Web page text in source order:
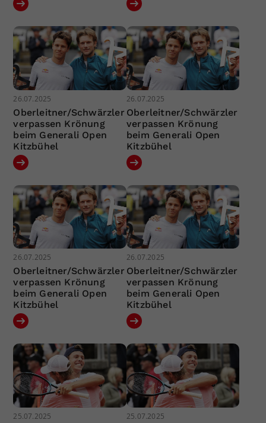
26.07.2025
Oberleitner/Schwärzler
verpassen Krönung
beim Generali Open
Kitzbühel
26.07.2025
Oberleitner/Schwärzler
verpassen Krönung
beim Generali Open
Kitzbühel
26.07.2025
Oberleitner/Schwärzler
verpassen Krönung
beim Generali Open
Kitzbühel
26.07.2025
Oberleitner/Schwärzler
verpassen Krönung
beim Generali Open
Kitzbühel
25.07.2025 25.07.2025